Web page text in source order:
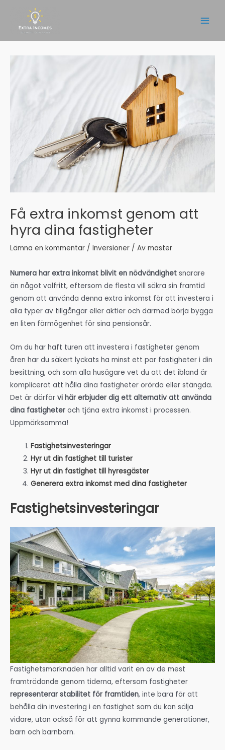
innehåll
Få extra inkomst genom att
hyra dina fastigheter
Lämna en kommentar / Inversioner / Av master
Numera har extra inkomst blivit en nödvändighet snarare
än något valfritt, eftersom de flesta vill säkra sin framtid
genom att använda denna extra inkomst för att investera i
alla typer av tillgångar eller aktier och därmed börja bygga
en liten förmögenhet för sina pensionsår.
Om du har haft turen att investera i fastigheter genom
åren har du säkert lyckats ha minst ett par fastigheter i din
besittning, och som alla husägare vet du att det ibland är
komplicerat att hålla dina fastigheter orörda eller stängda.
Det är därför vi här erbjuder dig ett alternativ att använda
dina fastigheter och tjäna extra inkomst i processen.
Uppmärksamma!
Fastighetsinvesteringar
Hyr ut din fastighet till turister
Hyr ut din fastighet till hyresgäster
Generera extra inkomst med dina fastigheter
Fastighetsinvesteringar
Fastighetsmarknaden har alltid varit en av de mest
framträdande genom tiderna, eftersom fastigheter
representerar stabilitet för framtiden, inte bara för att
behålla din investering i en fastighet som du kan sälja
vidare, utan också för att gynna kommande generationer,
barn och barnbarn.